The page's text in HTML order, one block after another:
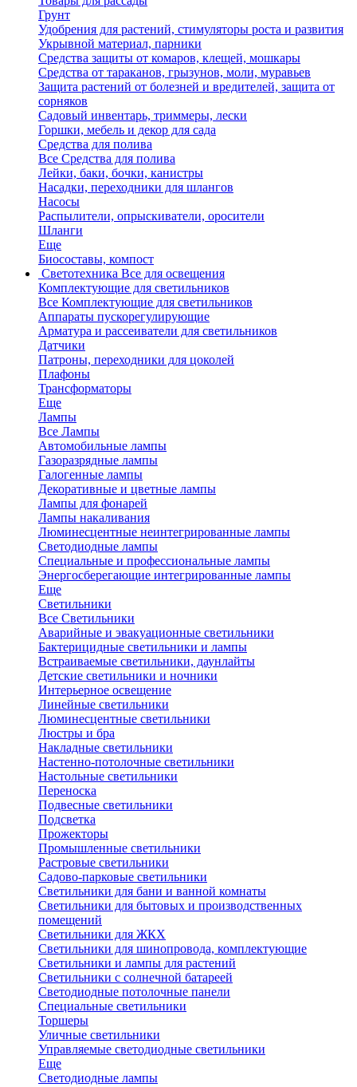
Грунт
Удобрения для растений, стимуляторы роста и развития
Укрывной материал, парники
Средства защиты от комаров, клещей, мошкары
Средства от тараканов, грызунов, моли, муравьев
Защита растений от болезней и вредителей, защита от
сорняков
Садовый инвентарь, триммеры, лески
Горшки, мебель и декор для сада
Средства для полива
Все Средства для полива
Лейки, баки, бочки, канистры
Насадки, переходники для шлангов
Насосы
Распылители, опрыскиватели, оросители
Шланги
Еще
Биосоставы, компост
Светотехника Все для освещения
Комплектующие для светильников
Все Комплектующие для светильников
Аппараты пускорегулирующие
Арматура и рассеиватели для светильников
Датчики
Патроны, переходники для цоколей
Плафоны
Трансформаторы
Еще
Лампы
Все Лампы
Автомобильные лампы
Газоразрядные лампы
Галогенные лампы
Декоративные и цветные лампы
Лампы для фонарей
Лампы накаливания
Люминесцентные неинтегрированные лампы
Светодиодные лампы
Специальные и профессиональные лампы
Энергосберегающие интегрированные лампы
Еще
Светильники
Все Светильники
Аварийные и эвакуационные светильники
Бактерицидные светильники и лампы
Встраиваемые светильники, даунлайты
Детские светильники и ночники
Интерьерное освещение
Линейные светильники
Люминесцентные светильники
Люстры и бра
Накладные светильники
Настенно-потолочные светильники
Настольные светильники
Переноска
Подвесные светильники
Подсветка
Прожекторы
Промышленные светильники
Растровые светильники
Садово-парковые светильники
Светильники для бани и ванной комнаты
Светильники для бытовых и производственных
помещений
Светильники для ЖКХ
Светильники для шинопровода, комплектующие
Светильники и лампы для растений
Светильники с солнечной батареей
Светодиодные потолочные панели
Специальные светильники
Торшеры
Уличные светильники
Управляемые светодиодные светильники
Еще
Светодиодные лампы